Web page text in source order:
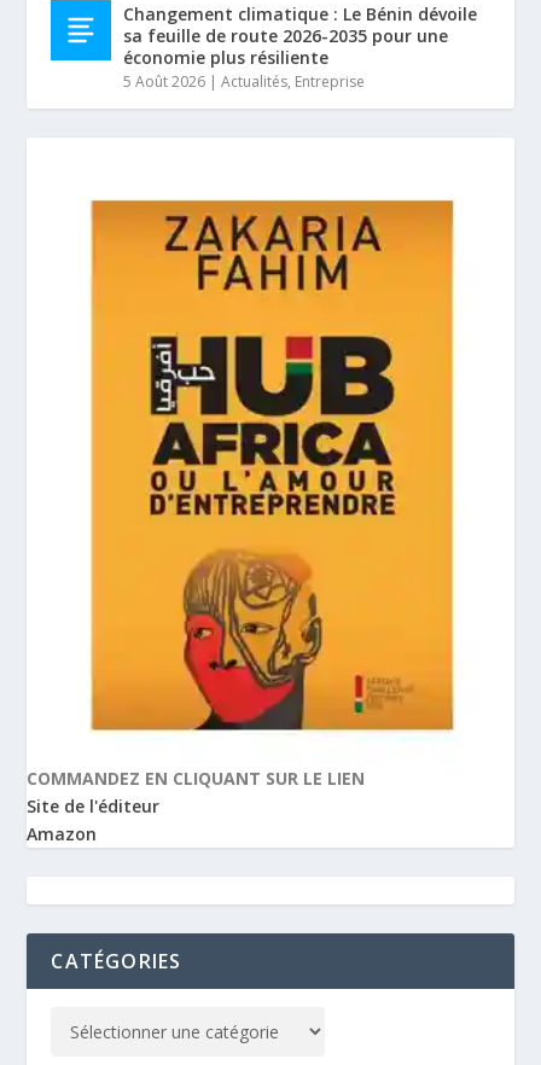
Changement climatique : Le Bénin dévoile
sa feuille de route 2026-2035 pour une
économie plus résiliente
5 Août 2026 |Actualités, Entreprise
COMMANDEZ EN CLIQUANT SUR LE LIEN
Site de l'éditeur
Amazon
CATÉGORIES